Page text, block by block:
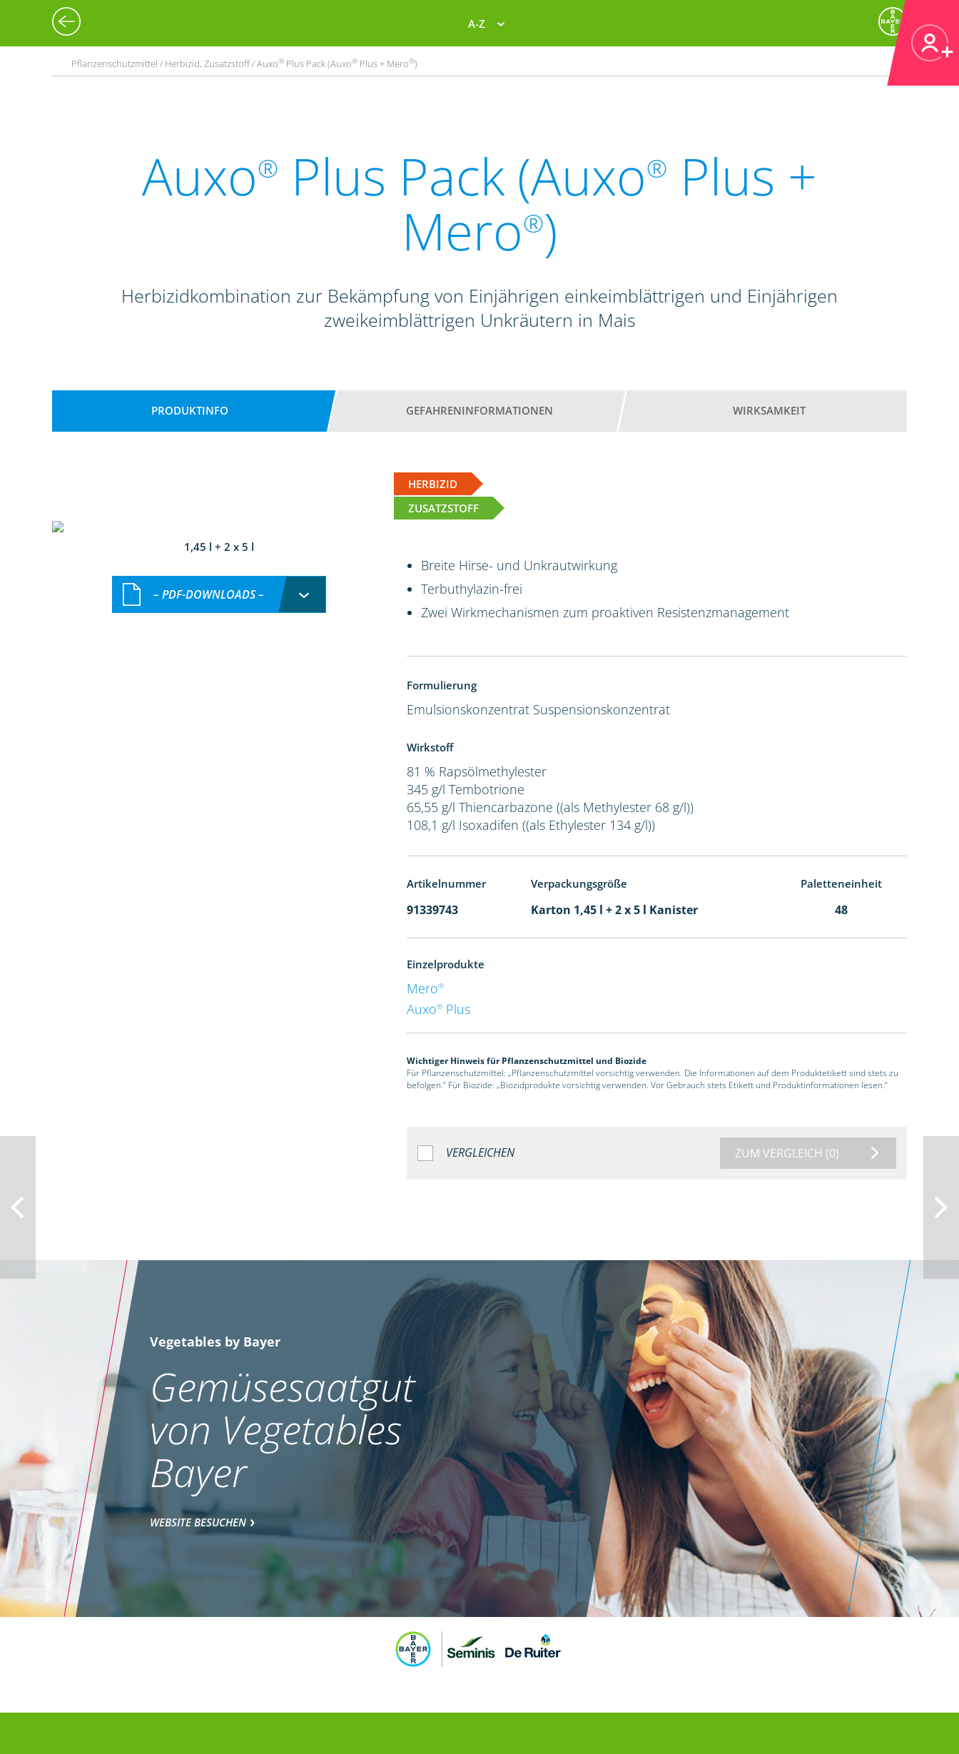
A-Z
Pflanzenschutzmittel / Herbizid, Zusatzstoff / Auxo® Plus Pack (Auxo® Plus + Mero®)
Auxo® Plus Pack (Auxo® Plus +
Mero®)
Herbizidkombination zur Bekämpfung von Einjährigen einkeimblättrigen und Einjährigen
zweikeimblättrigen Unkräutern in Mais
PRODUKTINFO GEFAHRENINFORMATIONEN WIRKSAMKEIT
HERBIZID
ZUSATZSTOFF
1,45 l + 2 x 5 l
– PDF-DOWNLOADS –
Breite Hirse- und Unkrautwirkung
Terbuthylazin-frei
Zwei Wirkmechanismen zum proaktiven Resistenzmanagement
Formulierung
Emulsionskonzentrat Suspensionskonzentrat
Wirkstoff
81 % Rapsölmethylester
345 g/l Tembotrione
65,55 g/l Thiencarbazone ((als Methylester 68 g/l))
108,1 g/l Isoxadifen ((als Ethylester 134 g/l))
Artikelnummer Verpackungsgröße Paletteneinheit
91339743 Karton 1,45 l + 2 x 5 l Kanister 48
Einzelprodukte
Mero®
Auxo® Plus
Wichtiger Hinweis für Pflanzenschutzmittel und Biozide
Für Pflanzenschutzmittel: „Pflanzenschutzmittel vorsichtig verwenden. Die Informationen auf dem Produktetikett sind stets zu
befolgen.“ Für Biozide: „Biozidprodukte vorsichtig verwenden. Vor Gebrauch stets Etikett und Produktinformationen lesen.“
VERGLEICHEN ZUM VERGLEICH (0)
Vegetables by Bayer
Gemüsesaatgut
von Vegetables
Bayer
WEBSITE BESUCHEN